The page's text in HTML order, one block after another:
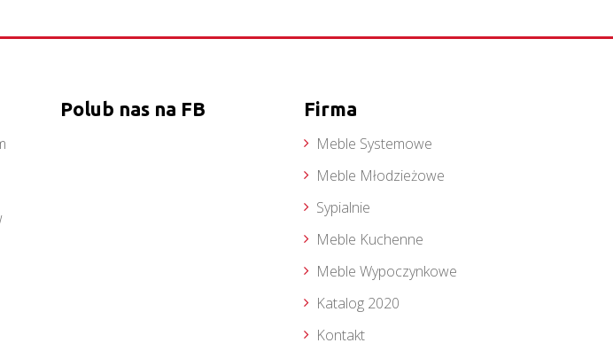
Polub nas na FB Firma
Meble Systemowe
Meble Młodzieżowe
Sypialnie
Meble Kuchenne
Meble Wypoczynkowe
Katalog 2020
Kontakt